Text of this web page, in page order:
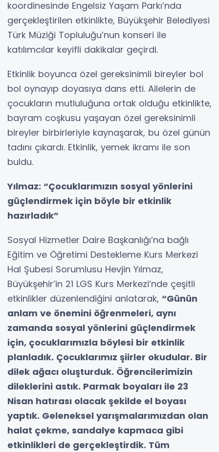
koordinesinde Engelsiz Yaşam Parkı’nda
gerçekleştirilen etkinlikte, Büyükşehir Belediyesi
Türk Müziği Topluluğu’nun konseri ile
katılımcılar keyifli dakikalar geçirdi.
Etkinlik boyunca özel gereksinimli bireyler bol
bol oynayıp doyasıya dans etti. Ailelerin de
çocukların mutluluğuna ortak olduğu etkinlikte,
bayram coşkusu yaşayan özel gereksinimli
bireyler birbirleriyle kaynaşarak, bu özel günün
tadını çıkardı. Etkinlik, yemek ikramı ile son
buldu.
Yılmaz: “Çocuklarımızın sosyal yönlerini
güçlendirmek için böyle bir etkinlik
hazırladık”
Sosyal Hizmetler Daire Başkanlığı’na bağlı
Eğitim ve Öğretimi Destekleme Kurs Merkezi
Hal Şubesi Sorumlusu Hevjin Yılmaz,
Büyükşehir’in 21 LGS Kurs Merkezi’nde çeşitli
etkinlikler düzenlendiğini anlatarak, “Günün
anlam ve önemini öğrenmeleri, aynı
zamanda sosyal yönlerini güçlendirmek
için, çocuklarımızla böylesi bir etkinlik
planladık. Çocuklarımız şiirler okudular. Bir
dilek ağacı oluşturduk. Öğrencilerimizin
dileklerini astık. Parmak boyaları ile 23
Nisan hatırası olacak şekilde el boyası
yaptık. Geleneksel yarışmalarımızdan olan
halat çekme, sandalye kapmaca gibi
etkinlikleri de gerçekleştirdik. Tüm